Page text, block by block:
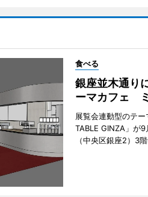
食べる
銀座並木通り
ーマカフェ
展覧会連動型のテ
TABLE GINZA」が
（中央区銀座2）3